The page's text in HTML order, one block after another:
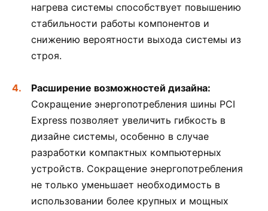
нагрева системы способствует повышению
стабильности работы компонентов и
снижению вероятности выхода системы из
строя.
Расширение возможностей дизайна:
Сокращение энергопотребления шины PCI
Express позволяет увеличить гибкость в
дизайне системы, особенно в случае
разработки компактных компьютерных
устройств. Сокращение энергопотребления
не только уменьшает необходимость в
использовании более крупных и мощных